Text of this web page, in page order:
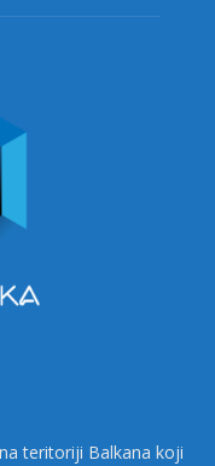
teritoriji Balkana koji